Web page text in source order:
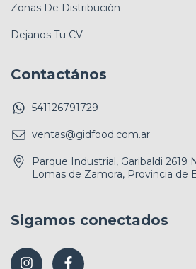
Zonas De Distribución
Dejanos Tu CV
Contactános
541126791729
ventas@gidfood.com.ar
Parque Industrial, Garibaldi 2619
Lomas de Zamora, Provincia de
Sigamos conectados